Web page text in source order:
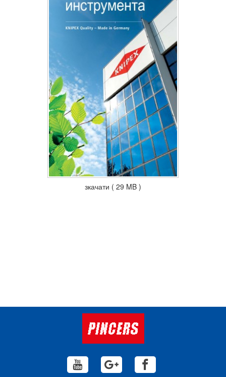
зкачати ( 29 MB )